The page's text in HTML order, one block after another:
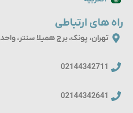
راه های ارتباطی
تهران، پونک، برج همیلا سنتر، واحد 505
02144342711
02144342641